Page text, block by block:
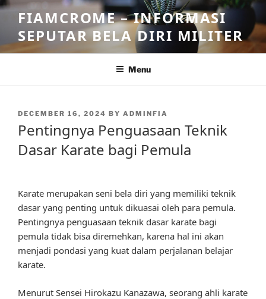
Skip
content
FIAMCROME – INFORMASI
SEPUTAR BELA DIRI MILITER
Menu
POSTED
DECEMBER 16, 2024 BY ADMINFIA
Pentingnya Penguasaan Teknik
Dasar Karate bagi Pemula
Karate merupakan seni bela diri yang memiliki teknik
dasar yang penting untuk dikuasai oleh para pemula.
Pentingnya penguasaan teknik dasar karate bagi
pemula tidak bisa diremehkan, karena hal ini akan
menjadi pondasi yang kuat dalam perjalanan belajar
karate.
Menurut Sensei Hirokazu Kanazawa, seorang ahli karate